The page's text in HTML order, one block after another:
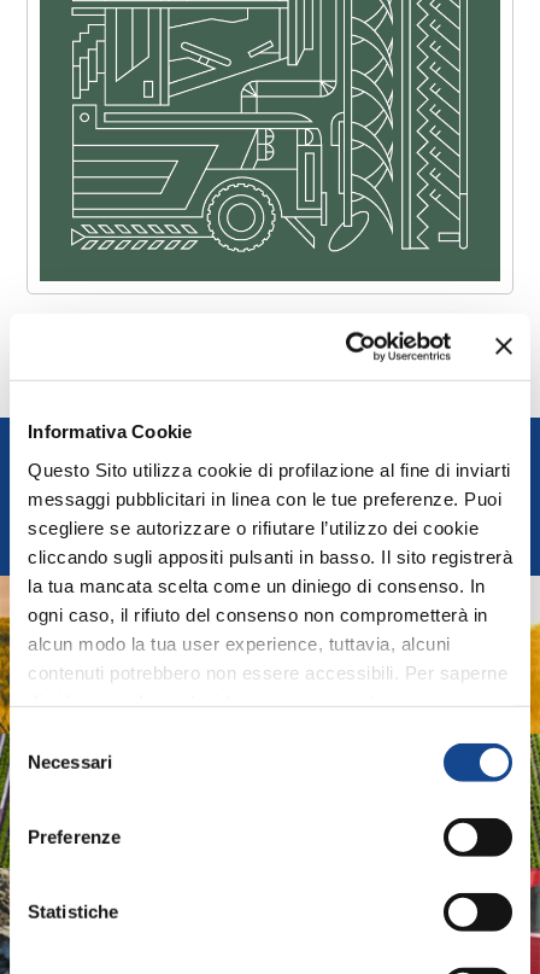
Informativa Cookie
Questo Sito utilizza cookie di profilazione al fine di inviarti
messaggi pubblicitari in linea con le tue preferenze. Puoi
scegliere se autorizzare o rifiutare l’utilizzo dei cookie
cliccando sugli appositi pulsanti in basso. Il sito registrerà
la tua mancata scelta come un diniego di consenso. In
ogni caso, il rifiuto del consenso non comprometterà in
alcun modo la tua user experience, tuttavia, alcuni
contenuti potrebbero non essere accessibili. Per saperne
invitiamo a consultare la nostra
Selezione
del
consenso
Necessari
Preferenze
Statistiche
Sfoglia il Repertorio
FEDERUNACOMA
Federazione Nazionale Costruttori Macchine per
l'Agricoltura
AGRIDIGITAL
Sistemi e Tecnologie Digitali per Macchine e Produzioni
Associazione Produttori Sistemi per l'Irrigazione